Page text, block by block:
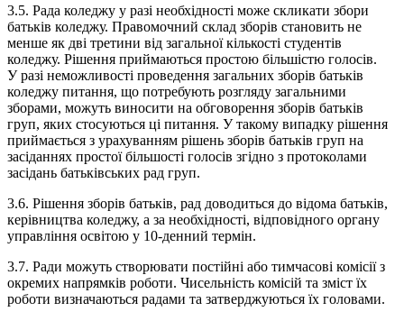
3.5.​ Рада коледжу у разі необхідності може скликати збори
батьків коледжу. Правомочний склад зборів становить не
менше як дві третини від загальної кількості студентів
коледжу. Рішення приймаються простою більшістю голосів.
У разі неможливості проведення загальних зборів батьків
коледжу питання, що потребують розгляду загальними
зборами, можуть виносити на обговорення зборів батьків
груп, яких стосуються ці питання. У такому випадку рішення
приймається з урахуванням рішень зборів батьків груп на
засіданнях простої більшості голосів згідно з протоколами
засідань батьківських рад груп.
3.6.​ Рішення зборів батьків, рад доводиться до відома батьків,
керівництва коледжу, а за необхідності, відповідного органу
управління освітою у 10-денний термін.
3.7.​ Ради можуть створювати постійні або тимчасові комісії з
окремих напрямків роботи. Чисельність комісій та зміст їх
роботи визначаються радами та затверджуються їх головами.